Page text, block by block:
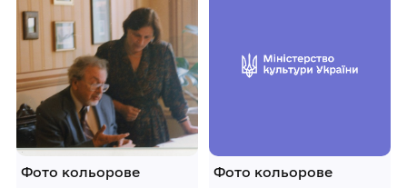
Фото кольорове Фото кольорове